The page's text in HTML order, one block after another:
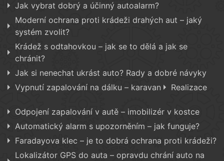
Jak vybrat dobrý a účinný autoalarm?
Moderní ochrana proti krádeži drahých aut – jaký
systém zvolit?
Krádež s odtahovkou – jak se to dělá a jak se
chránit?
Jak si nenechat ukrást auto? Rady a dobré návyky
Vypnutí zapalování na dálku – karavan
Realizace
Odpojení zapalování v autě – imobilizér v kostce
Automatický alarm s upozorněním – jak funguje?
Faradayova klec – je to dobrá ochrana proti krádeži?
Lokalizátor GPS do auta – opravdu chrání auto na